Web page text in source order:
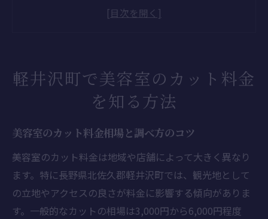
美容室利用時に知るべきコスト知識まとめ
美容室を選ぶならカット頻度の見極めも大事
美容室選びに役立つカット頻度の目安とは
髪型別に最適な美容室通いの間隔を考える
美容室で理想のヘアスタイルを保つ通い方
ライフスタイル別美容室カット頻度の見極
め方
軽井沢町で美容室のカット料金
を知る方法
美容室のカット料金相場と調べ方のコツ
美容室のカット料金は地域や店舗によって大きく異なり
ます。特に長野県北佐久郡軽井沢町では、観光地として
の立地やアクセスの良さが料金に影響する傾向がありま
す。一般的なカットの相場は3,000円から6,000円程度